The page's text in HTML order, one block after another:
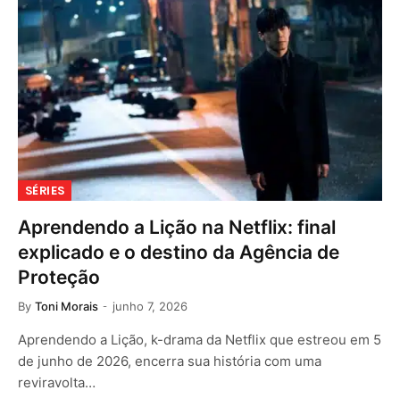
SÉRIES
Aprendendo a Lição na Netflix: final
explicado e o destino da Agência de
Proteção
By Toni Morais junho 7, 2026
Aprendendo a Lição, k-drama da Netflix que estreou em 5
de junho de 2026, encerra sua história com uma
reviravolta…